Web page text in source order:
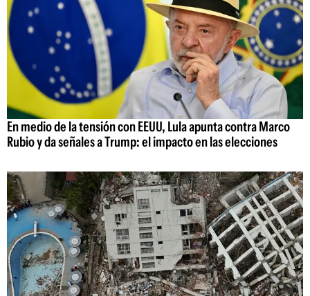
En medio de la tensión con EEUU, Lula apunta contra Marco
Rubio y da señales a Trump: el impacto en las elecciones